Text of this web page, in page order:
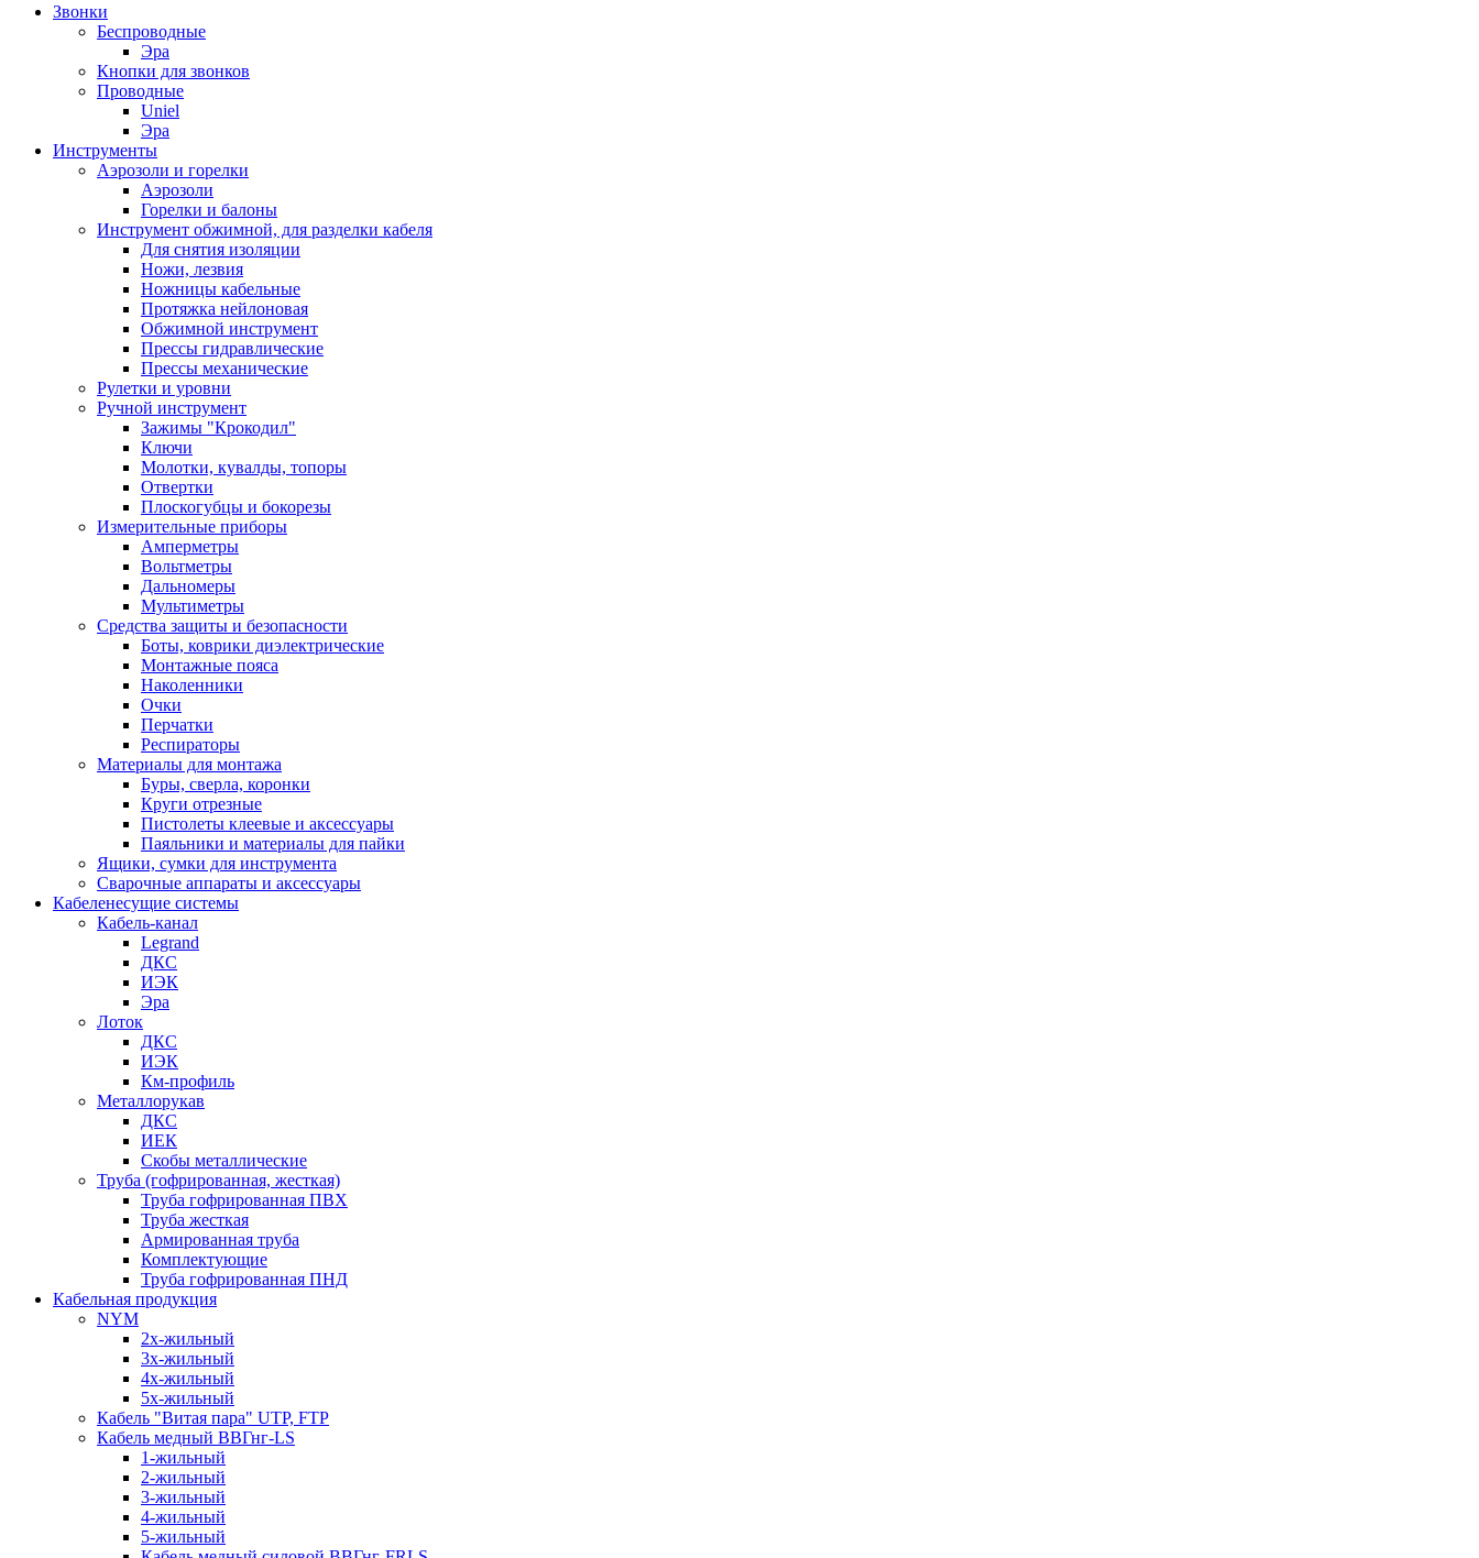
Звонки
Беспроводные
Эра
Кнопки для звонков
Проводные
Uniel
Эра
Инструменты
Аэрозоли и горелки
Аэрозоли
Горелки и балоны
Инструмент обжимной, для разделки кабеля
Для снятия изоляции
Ножи, лезвия
Ножницы кабельные
Протяжка нейлоновая
Обжимной инструмент
Прессы гидравлические
Прессы механические
Рулетки и уровни
Ручной инструмент
Зажимы "Крокодил"
Ключи
Молотки, кувалды, топоры
Отвертки
Плоскогубцы и бокорезы
Измерительные приборы
Амперметры
Вольтметры
Дальномеры
Мультиметры
Средства защиты и безопасности
Боты, коврики диэлектрические
Монтажные пояса
Наколенники
Очки
Перчатки
Респираторы
Материалы для монтажа
Буры, сверла, коронки
Круги отрезные
Пистолеты клеевые и аксессуары
Паяльники и материалы для пайки
Ящики, сумки для инструмента
Сварочные аппараты и аксессуары
Кабеленесущие системы
Кабель-канал
Legrand
ДКС
ИЭК
Эра
Лоток
ДКС
ИЭК
Км-профиль
Металлорукав
ДКС
ИЕК
Скобы металлические
Труба (гофрированная, жесткая)
Труба гофрированная ПВХ
Труба жесткая
Армированная труба
Комплектующие
Труба гофрированная ПНД
Кабельная продукция
NYM
2х-жильный
3х-жильный
4х-жильный
5х-жильный
Кабель "Витая пара" UTP, FTP
Кабель медный ВВГнг-LS
1-жильный
2-жильный
3-жильный
4-жильный
5-жильный